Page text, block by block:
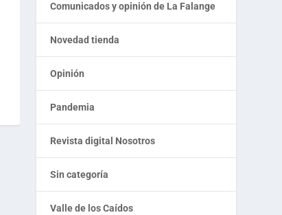
Comunicados y opinión de La Falange
Novedad tienda
Opinión
Pandemia
Revista digital Nosotros
Sin categoría
Valle de los Caídos